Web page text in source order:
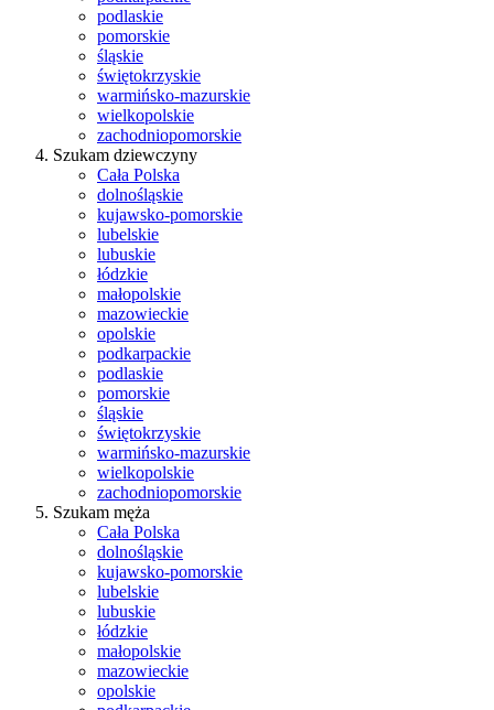
podlaskie
pomorskie
śląskie
świętokrzyskie
warmińsko-mazurskie
wielkopolskie
zachodniopomorskie
Szukam dziewczyny
Cała Polska
dolnośląskie
kujawsko-pomorskie
lubelskie
lubuskie
łódzkie
małopolskie
mazowieckie
opolskie
podkarpackie
podlaskie
pomorskie
śląskie
świętokrzyskie
warmińsko-mazurskie
wielkopolskie
zachodniopomorskie
Szukam męża
Cała Polska
dolnośląskie
kujawsko-pomorskie
lubelskie
lubuskie
łódzkie
małopolskie
mazowieckie
opolskie